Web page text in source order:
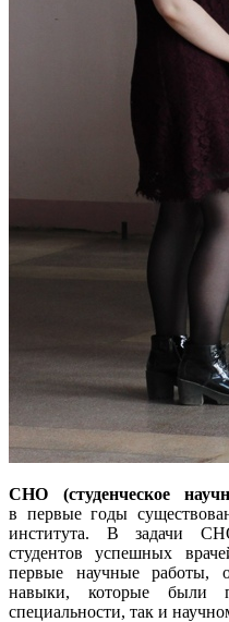
СНО (студенческое
в первые годы
института. В задачи
студентов успешных
первые научные работы,
навыки, которые были
специальности, так и